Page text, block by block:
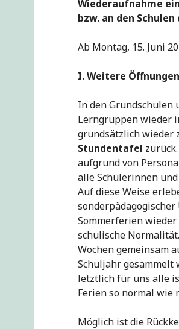
Wiederaufnahme
bzw. an den
Ab Montag, 15. Juni
I.Weitere
In den Grundschulen
Lerngruppen wieder
grundsätzlich wieder
Stundentafel
aufgrund von
alle Schülerinnen
Auf diese Weise
Sommerferien
schulische
Wochen gemeinsam
Schuljahr gesammelt
letztlich für uns alle
Ferien so normal wie
Möglich ist die